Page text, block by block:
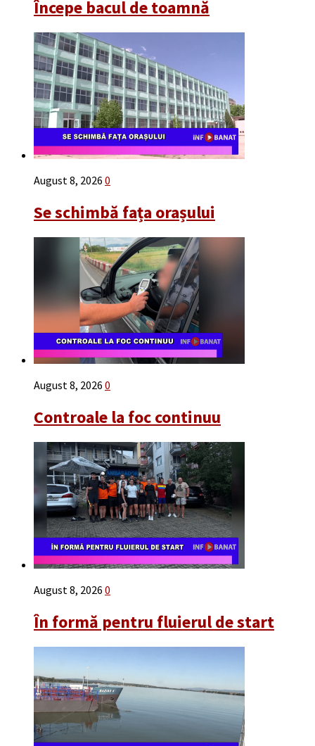
Începe bacul de toamnă
August 8, 2026 0
Se schimbă fața orașului
August 8, 2026 0
Controale la foc continuu
August 8, 2026 0
În formă pentru fluierul de start